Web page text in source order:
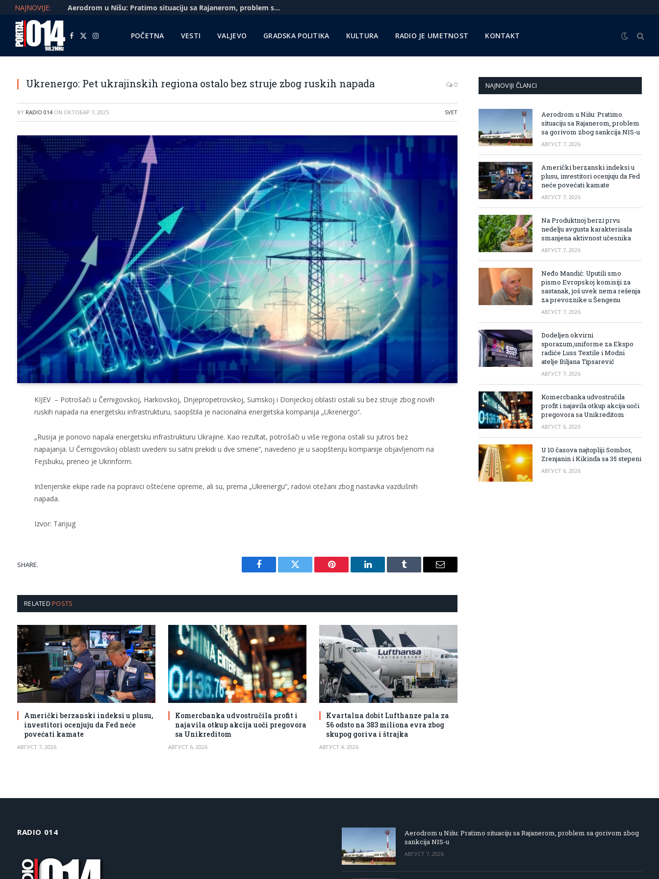
NAJNOVIJE: Aerodrom u Nišu: Pratimo situaciju sa Rajanerom, problem sa gorivom zbog sankcija NIS-u
Facebook
X
Instagram POČETNA VESTI VALJEVO GRADSKA POLITIKA KULTURA RADIO JE UMETNOST KONTAKT
Ukrenergo: Pet ukrajinskih regiona ostalo bez struje zbog ruskih napada 0
BY RADIO 014 ON ОКТОБАР 7, 2025 SVET
KIJEV – Potrošači u Černigovskoj, Harkovskoj, Dnjepropetrovskoj, Sumskoj i Donjeckoj oblasti ostali su bez struje zbog novih
ruskih napada na energetsku infrastrukturu, saopštila je nacionalna energetska kompanija „Ukrenergo“.
„Rusija je ponovo napala energetsku infrastrukturu Ukrajine. Kao rezultat, potrošači u više regiona ostali su jutros bez
napajanja. U Černigovskoj oblasti uvedeni su satni prekidi u dve smene“, navedeno je u saopštenju kompanije objavljenom na
Fejsbuku, preneo je Ukrinform.
Inženjerske ekipe rade na popravci oštećene opreme, ali su, prema „Ukrenergu“, radovi otežani zbog nastavka vazdušnih
napada.
Izvor: Tanjug
SHARE.
Facebook Twitter Pinterest LinkedIn Tumblr Email
RELATEDPOSTS
Američki berzanski indeksi u plusu,
investitori ocenjuju da Fed neće
povećati kamate
АВГУСТ 7, 2026
Komercbanka udvostručila profit i
najavila otkup akcija uoči pregovora
sa Unikreditom
АВГУСТ 6, 2026
Kvartalna dobit Lufthanze pala za
56 odsto na 383 miliona evra zbog
skupog goriva i štrajka
АВГУСТ 4, 2026
NAJNOVIJI ČLANCI
Aerodrom u Nišu: Pratimo
situaciju sa Rajanerom, problem
sa gorivom zbog sankcija NIS-u
АВГУСТ 7, 2026
Američki berzanski indeksi u
plusu, investitori ocenjuju da Fed
neće povećati kamate
АВГУСТ 7, 2026
Na Produktnoj berzi prvu
nedelju avgusta karakterisala
smanjena aktivnost učesnika
АВГУСТ 7, 2026
Neđo Mandić: Uputili smo
pismo Evropskoj komisiji za
sastanak, još uvek nema rešenja
za prevoznike u Šengenu
АВГУСТ 7, 2026
Dodeljen okvirni
sporazum,uniforme za Ekspo
radiće Luss Textile i Modni
atelje Biljana Tipsarević
АВГУСТ 7, 2026
Komercbanka udvostručila
profit i najavila otkup akcija uoči
pregovora sa Unikreditom
АВГУСТ 6, 2026
U 10 časova najtopliji Sombor,
Zrenjanin i Kikinda sa 35 stepeni
АВГУСТ 6, 2026
RADIO 014
Aerodrom u Nišu: Pratimo situaciju sa Rajanerom, problem sa gorivom zbog
sankcija NIS-u
АВГУСТ 7, 2026